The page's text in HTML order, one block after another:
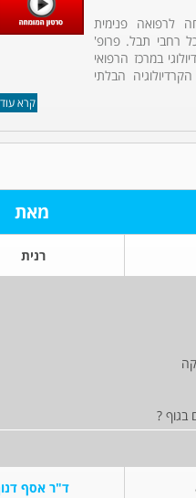
קרא עוד
לרפואה פנימית
רחבי תבל. פרופ'
במרכז הרפואי
הבלתי
מאת
רנית
בגוף ?
ד"ר אסף